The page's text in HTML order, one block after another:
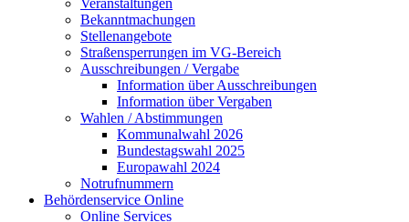
Veranstaltungen
Bekanntmachungen
Stellenangebote
Straßensperrungen im VG-Bereich
Ausschreibungen / Vergabe
Information über Ausschreibungen
Information über Vergaben
Wahlen / Abstimmungen
Kommunalwahl 2026
Bundestagswahl 2025
Europawahl 2024
Notrufnummern
Behördenservice Online
Online Services